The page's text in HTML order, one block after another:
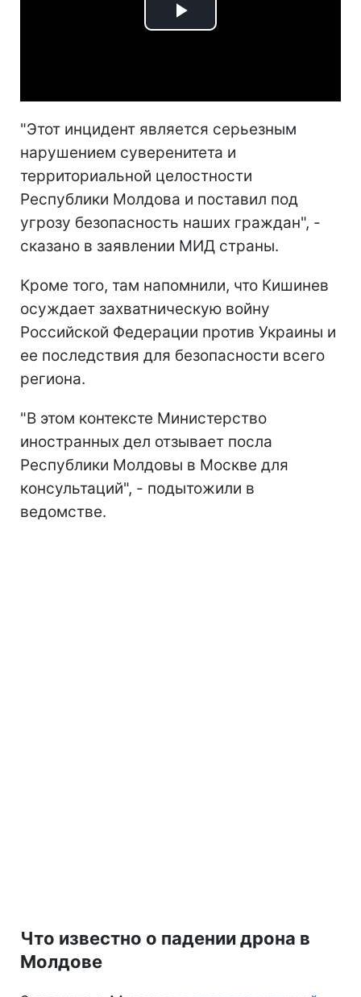
Play
"Этот инцидент является серьезным
нарушением суверенитета и
территориальной целостности
Республики Молдова и поставил под
угрозу безопасность наших граждан", -
сказано в заявлении МИД страны.
Кроме того, там напомнили, что Кишинев
осуждает захватническую войну
Российской Федерации против Украины и
ее последствия для безопасности всего
региона.
"В этом контексте Министерство
иностранных дел отзывает посла
Республики Молдовы в Москве для
консультаций", - подытожили в
ведомстве.
Что известно о падении дрона в
Молдове